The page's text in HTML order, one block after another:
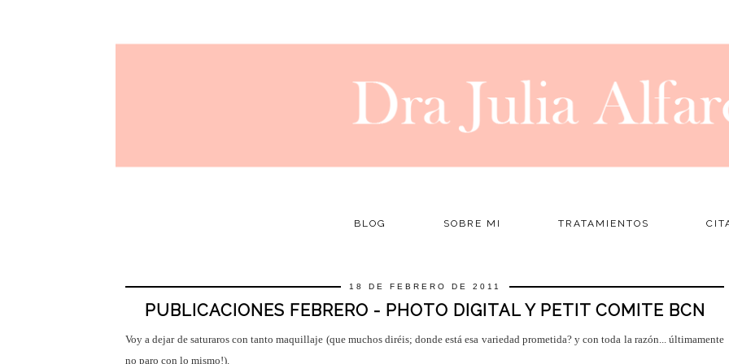
BLOG SOBRE MI TRATAMIENTOS
18 DE FEBRERO DE 2011
PUBLICACIONES FEBRERO - PHOTO DIGITAL Y PETIT COMITE BCN
Voy a dejar de saturaros con tanto maquillaje (que muchos diréis; donde está esa variedad prometida? y con toda la razón... últimamente
no paro con lo mismo!).